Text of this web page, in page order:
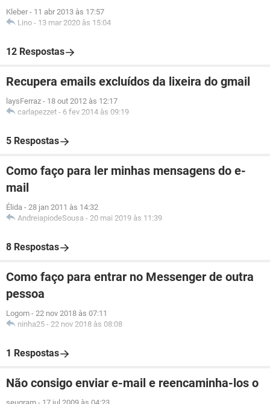
Kleber - 11 abr 2013 às 17:57
Lino - 13 mar 2020 às 15:04
12 Respostas
Recupera emails excluídos da lixeira do gmail
laysFerraz - 18 out 2012 às 12:17
carlapezzet - 6 fev 2014 às 09:19
5 Respostas
Como faço para ler minhas mensagens do e-
mail
Élida - 28 jan 2011 às 14:32
AndreiapiodeSousa - 20 mai 2019 às 11:39
8 Respostas
Como faço para entrar no Messenger de outra
pessoa
Logom - 22 nov 2018 às 07:11
ninha25 - 22 nov 2018 às 08:08
1 Respostas
Não consigo enviar e-mail e reencaminha-los o